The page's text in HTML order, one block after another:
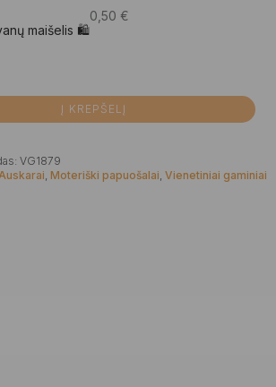
maišelis 🛍
0,50 €
Į KREPŠELĮ
VG1879
, Moteriški papuošalai, Vienetiniai gaminiai